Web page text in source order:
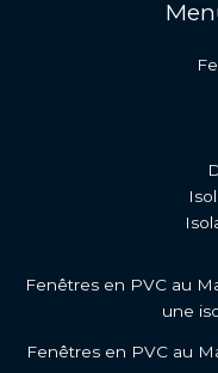
Fenêtres en PVC au
une
Fenêtres en PVC au